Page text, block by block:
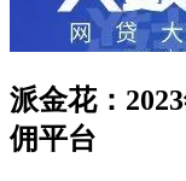
派金花：
佣平台